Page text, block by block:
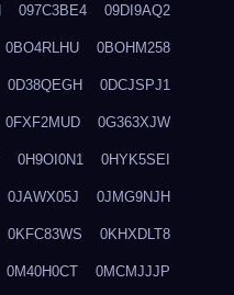
097C3BE4 09DI9AQ2
0BO4RLHU 0BOHM258
0D38QEGH 0DCJSPJ1
0FXF2MUD 0G363XJW
0H9OI0N1 0HYK5SEI
0JAWX05J 0JMG9NJH
0KFC83WS 0KHXDLT8
0M40H0CT 0MCMJJJP